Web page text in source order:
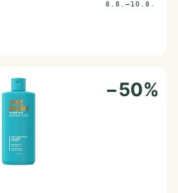
8.8.–10.8.
−50%